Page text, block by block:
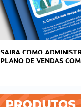
SAIBA COMO
PLANO DE VENDAS